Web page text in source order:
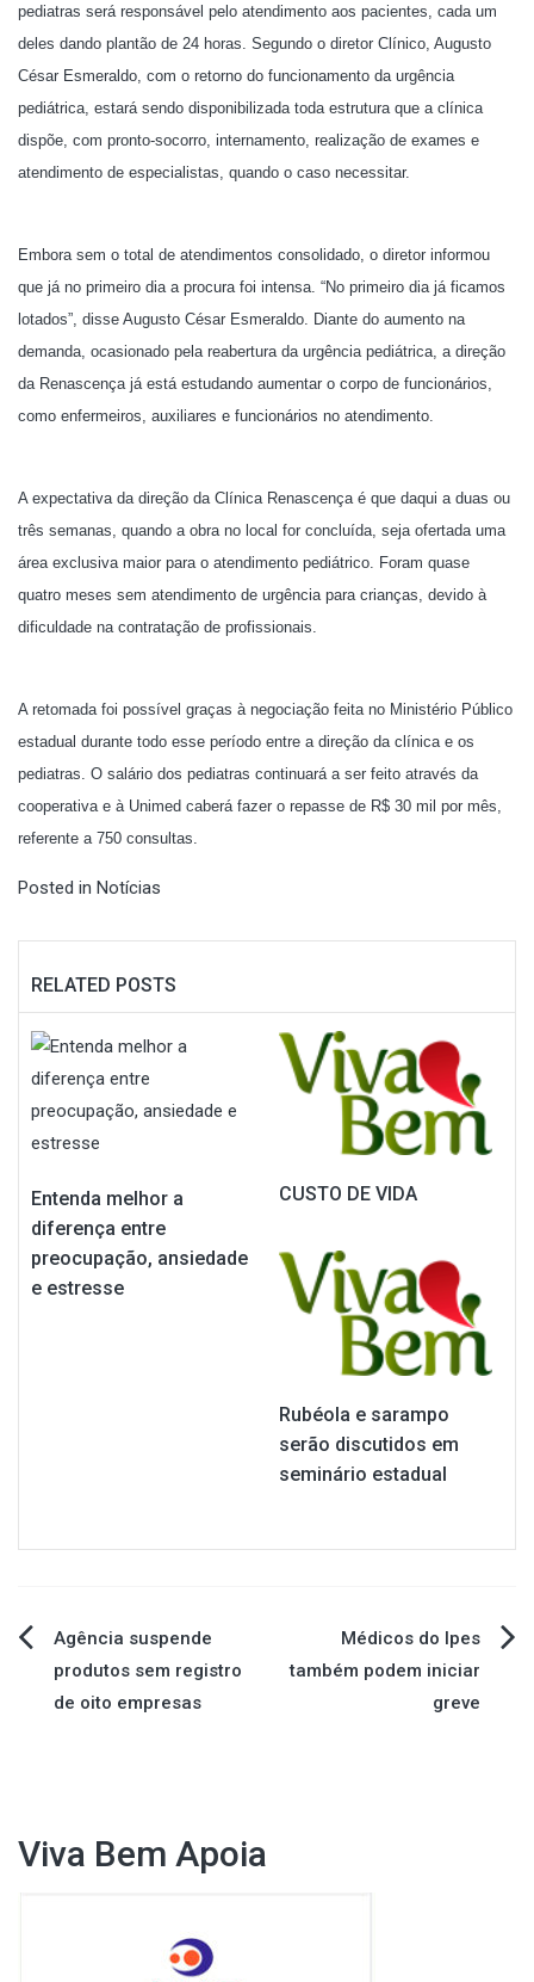
pediatras será responsável pelo atendimento aos pacientes, cada um
deles dando plantão de 24 horas. Segundo o diretor Clínico, Augusto
César Esmeraldo, com o retorno do funcionamento da urgência
pediátrica, estará sendo disponibilizada toda estrutura que a clínica
dispõe, com pronto-socorro, internamento, realização de exames e
atendimento de especialistas, quando o caso necessitar.
Embora sem o total de atendimentos consolidado, o diretor informou
que já no primeiro dia a procura foi intensa. “No primeiro dia já ficamos
lotados”, disse Augusto César Esmeraldo. Diante do aumento na
demanda, ocasionado pela reabertura da urgência pediátrica, a direção
da Renascença já está estudando aumentar o corpo de funcionários,
como enfermeiros, auxiliares e funcionários no atendimento.
A expectativa da direção da Clínica Renascença é que daqui a duas ou
três semanas, quando a obra no local for concluída, seja ofertada uma
área exclusiva maior para o atendimento pediátrico. Foram quase
quatro meses sem atendimento de urgência para crianças, devido à
dificuldade na contratação de profissionais.
A retomada foi possível graças à negociação feita no Ministério Público
estadual durante todo esse período entre a direção da clínica e os
pediatras. O salário dos pediatras continuará a ser feito através da
cooperativa e à Unimed caberá fazer o repasse de R$ 30 mil por mês,
referente a 750 consultas.
Posted in Notícias
RELATED POSTS
Entenda melhor a
diferença entre
preocupação, ansiedade
e estresse
CUSTO DE VIDA
Rubéola e sarampo
serão discutidos em
seminário estadual
Navegação
de
Agência suspende
produtos sem registro
de oito empresas
Médicos do Ipes
também podem iniciar
greve
Viva Bem Apoia